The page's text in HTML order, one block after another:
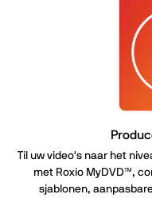
Til uw video's naar het
met Roxio MyDVD™,
sjablonen,